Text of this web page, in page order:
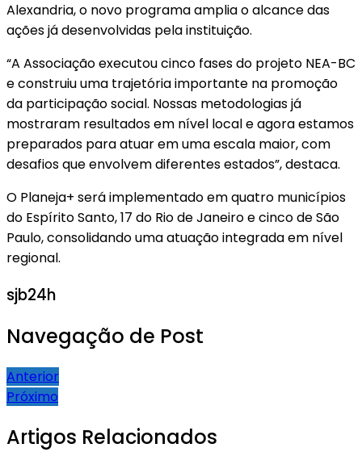
Alexandria, o novo programa amplia o alcance das
ações já desenvolvidas pela instituição.
“A Associação executou cinco fases do projeto NEA-BC
e construiu uma trajetória importante na promoção
da participação social. Nossas metodologias já
mostraram resultados em nível local e agora estamos
preparados para atuar em uma escala maior, com
desafios que envolvem diferentes estados”, destaca.
O Planeja+ será implementado em quatro municípios
do Espírito Santo, 17 do Rio de Janeiro e cinco de São
Paulo, consolidando uma atuação integrada em nível
regional.
sjb24h
Navegação de Post
Anterior
Próximo
Artigos Relacionados